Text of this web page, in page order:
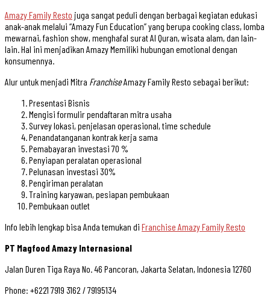
Amazy Family Resto juga sangat peduli dengan berbagai kegiatan edukasi
anak-anak melalui “Amazy Fun Education” yang berupa cooking class, lomba
mewarnai, fashion show, menghafal surat Al Quran, wisata alam, dan lain-
lain. Hal ini menjadikan Amazy Memiliki hubungan emotional dengan
konsumennya.
Alur untuk menjadi Mitra FranchiseAmazy Family Resto sebagai berikut:
Presentasi Bisnis
Mengisi formulir pendaftaran mitra usaha
Survey lokasi, penjelasan operasional, time schedule
Penandatanganan kontrak kerja sama
Pemabayaran investasi 70 %
Penyiapan peralatan operasional
Pelunasan investasi 30%
Pengiriman peralatan
Training karyawan, pesiapan pembukaan
Pembukaan outlet
Info lebih lengkap bisa Anda temukan di Franchise Amazy Family Resto
PT Magfood Amazy Internasional
Jalan Duren Tiga Raya No. 46 Pancoran, Jakarta Selatan, Indonesia 12760
Phone: +6221 7919 3162 / 79195134